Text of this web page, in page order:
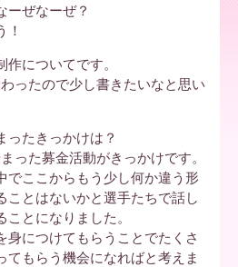
ーぜなーぜ？
！
についてです。
ったので少し書きたいなと思い
ったきっかけは？
った募金活動がきっかけです。
でここからもう少し何か違う形
ことはないかと選手たちで話し
とになりました。
身につけてもらうことでたくさ
てもらう機会になればと考えま